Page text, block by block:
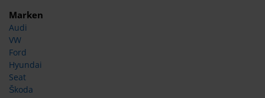
Marken
Audi
VW
Ford
Hyundai
Seat
Škoda